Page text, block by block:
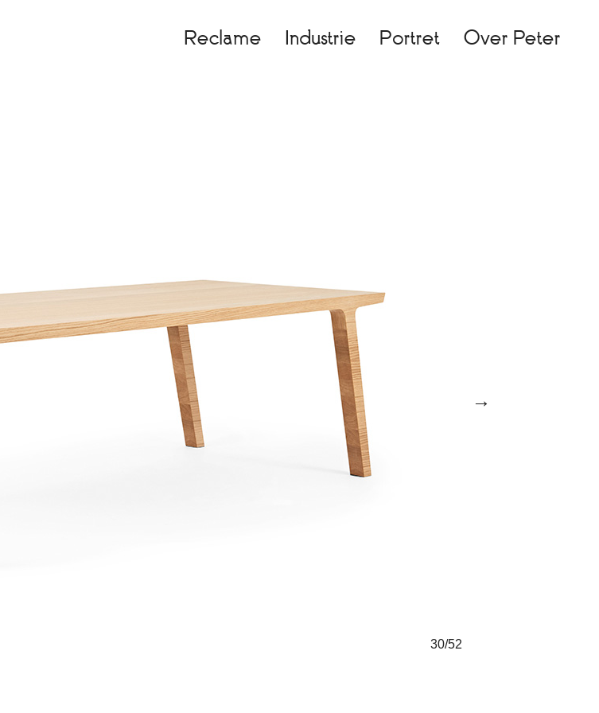
Reclame Industrie Portret Over Peter
→
30/52